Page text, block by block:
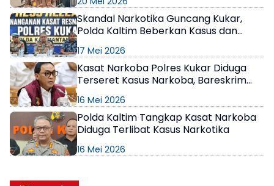
Skandal Narkotika Guncang Kukar,
Polda Kaltim Beberkan Kasus dan
Narkoba
17 Mei 2026
Kasat Narkoba Polres Kukar Diduga
Terseret Kasus Narkoba, Bareskrim
16 Mei 2026
Polda Kaltim Tangkap Kasat Narkoba
Diduga Terlibat Kasus Narkotika
16 Mei 2026